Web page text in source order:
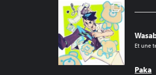
Et une
Paka